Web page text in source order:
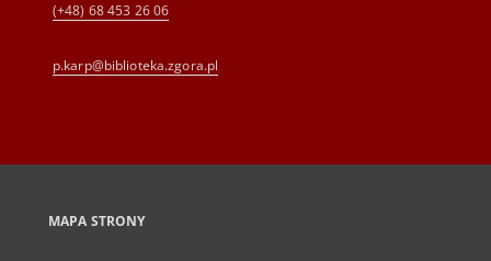
(+48) 68 453 26 06
p.karp@biblioteka.zgora.pl
MAPA STRONY